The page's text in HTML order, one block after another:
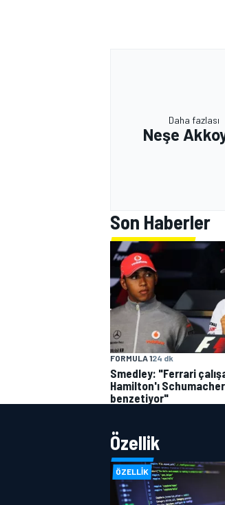
Daha fazlası
Neşe
Son Haberler
FORMULA 124 dk
Smedley: "Ferrari
Hamilton'ı
benzetiyor"
Özellik
ÖZELLIK